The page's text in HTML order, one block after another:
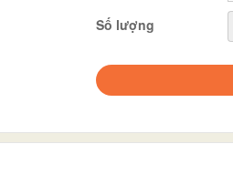
Số lượng